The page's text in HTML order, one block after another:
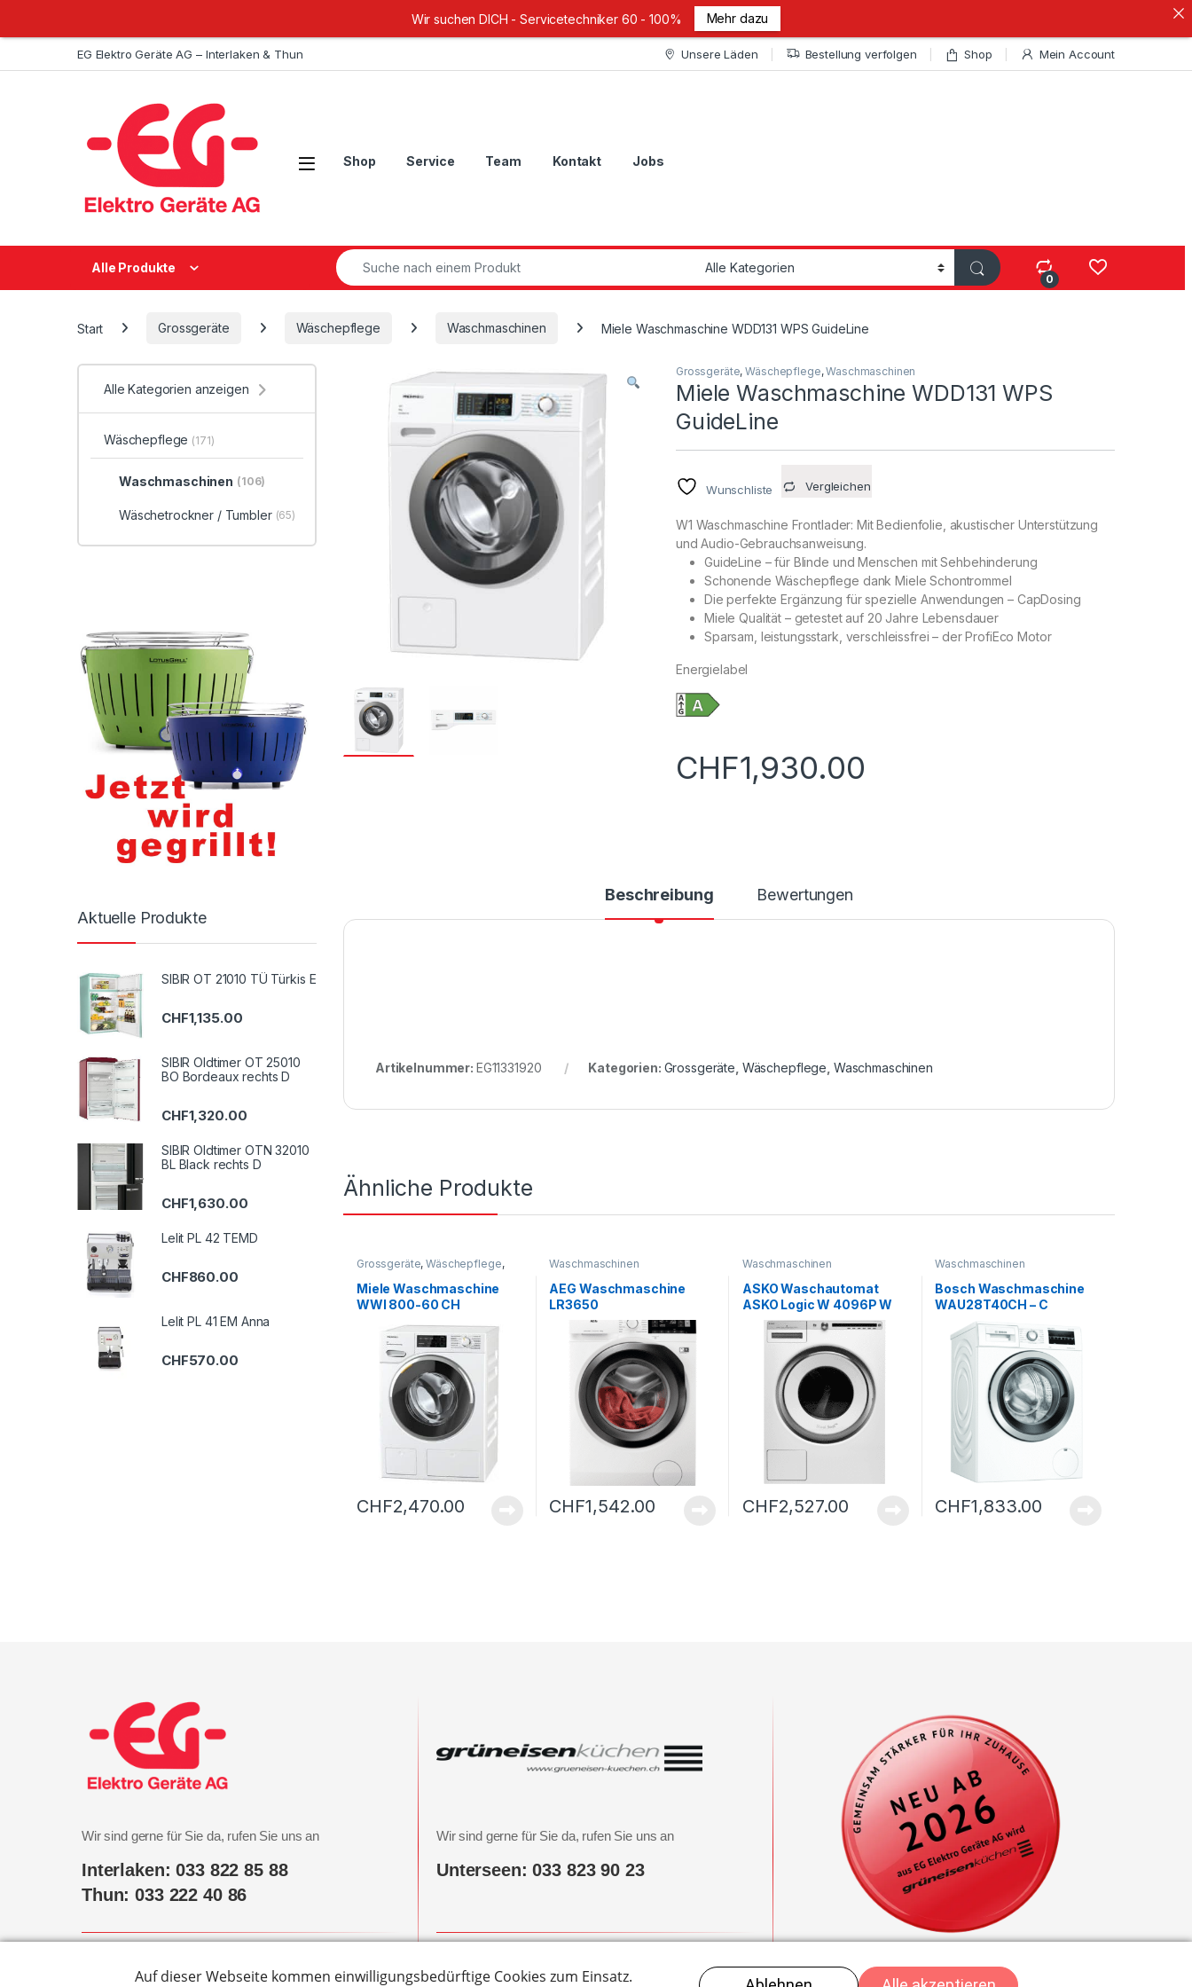
EG Elektro Geräte AG – Interlaken & Thun Unsere Läden Bestellung verfolgen Shop Mein Account
Open Shop Service Team Kontakt Jobs
Alle Produkte
Suche nach:
0
Start Grossgeräte Wäschepflege Waschmaschinen Miele Waschmaschine WDD131 WPS GuideLine
Grossgeräte,Wäschepflege,Waschmaschinen
Miele Waschmaschine WDD131 WPS
GuideLine
Wunschliste Vergleichen
W1 Waschmaschine Frontlader: Mit Bedienfolie, akustischer Unterstützung
und Audio-Gebrauchsanweisung.
GuideLine – für Blinde und Menschen mit Sehbehinderung
Schonende Wäschepflege dank Miele Schontrommel
Die perfekte Ergänzung für spezielle Anwendungen – CapDosing
Miele Qualität – getestet auf 20 Jahre Lebensdauer
Sparsam, leistungsstark, verschleissfrei – der ProfiEco Motor
Energielabel
CHF1,930.00
Beschreibung Bewertungen
Artikelnummer: EG11331920 Kategorien: Grossgeräte Wäschepflege Waschmaschinen
Ähnliche Produkte
Grossgeräte,Wäschepflege,
Waschmaschinen
Miele Waschmaschine
WWI 800-60 CH
CHF2,470.00
Waschmaschinen
AEG Waschmaschine
LR3650
CHF1,542.00
Waschmaschinen
ASKO Waschautomat
ASKO Logic W 4096P W
CHF2,527.00
Waschmaschinen
Bosch Waschmaschine
WAU28T40CH – C
CHF1,833.00
Alle Kategorien anzeigen
Wäschepflege (171)
Waschmaschinen (106)
Wäschetrockner / Tumbler (65)
Aktuelle Produkte
SIBIR OT 21010 TÜ Türkis E
CHF1,135.00
SIBIR Oldtimer OT 25010
BO Bordeaux rechts D
CHF1,320.00
SIBIR Oldtimer OTN 32010
BL Black rechts D
CHF1,630.00
Lelit PL 42 TEMD
CHF860.00
Lelit PL 41 EM Anna
CHF570.00
Wir suchen DICH - Servicetechniker 60 - 100% Mehr dazu
Wir sind gerne für Sie da, rufen Sie uns an
Interlaken: 033 822 85 88
Thun: 033 222 40 86
Wir sind gerne für Sie da, rufen Sie uns an
Unterseen: 033 823 90 23